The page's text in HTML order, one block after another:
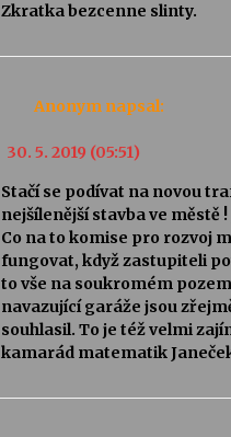
Zkratka bezcenne slinty.
Anonym napsal:
30. 5. 2019 (05:51)
Stačí se podívat na novou
nejšílenější stavba ve městě
Co na to komise pro rozvoj
fungovat, když zastupiteli
to vše na soukromém
navazující garáže jsou
souhlasil. To je též velmi
kamarád matematik